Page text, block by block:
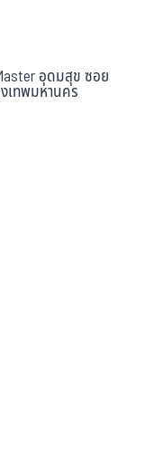
อุดมสุข ซอย
เทพมหานคร